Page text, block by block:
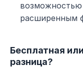
возможностью
расширенным
Бесплатная
разница?